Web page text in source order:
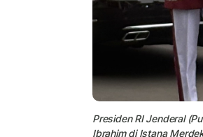
Presiden RI Jenderal
Ibrahim di Istana